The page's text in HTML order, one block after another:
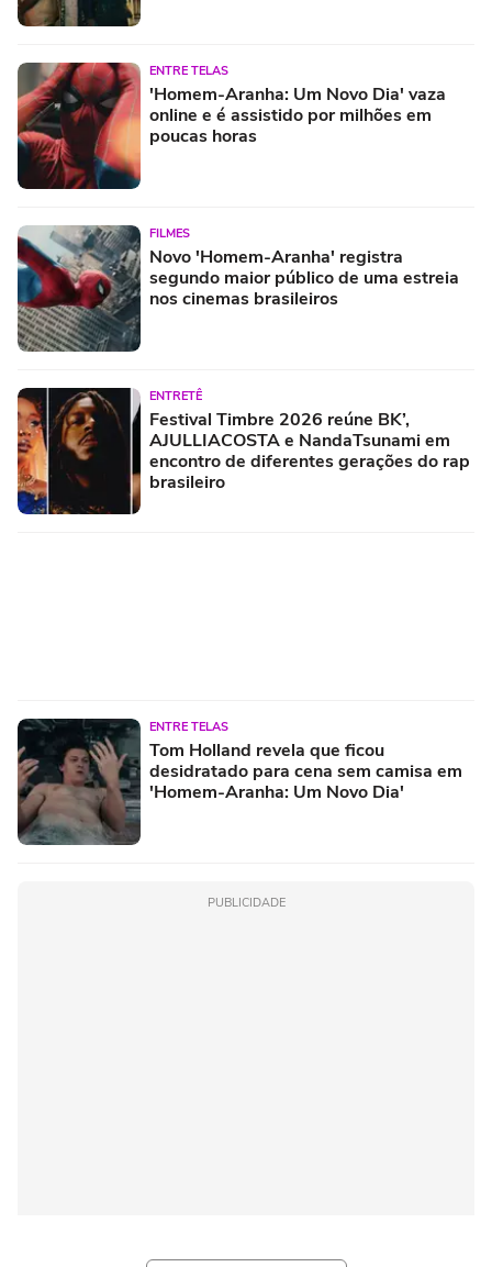
ENTRE TELAS
'Homem-Aranha: Um Novo Dia' vaza
online e é assistido por milhões em
poucas horas
FILMES
Novo 'Homem-Aranha' registra
segundo maior público de uma estreia
nos cinemas brasileiros
ENTRETÊ
Festival Timbre 2026 reúne BK’,
AJULLIACOSTA e NandaTsunami em
encontro de diferentes gerações do rap
brasileiro
ENTRE TELAS
Tom Holland revela que ficou
desidratado para cena sem camisa em
'Homem-Aranha: Um Novo Dia'
PUBLICIDADE